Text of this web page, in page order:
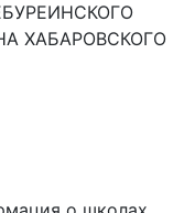
ХАБАРОВСКОГО